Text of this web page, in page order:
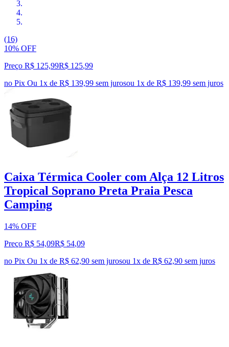
(16)
10% OFF
Preço R$ 125,99R$ 125,99
no Pix Ou 1x de R$ 139,99 sem jurosou 1x de R$ 139,99 sem juros
Caixa Térmica Cooler com Alça 12 Litros
Tropical Soprano Preta Praia Pesca
Camping
14% OFF
Preço R$ 54,09R$ 54,09
no Pix Ou 1x de R$ 62,90 sem jurosou 1x de R$ 62,90 sem juros